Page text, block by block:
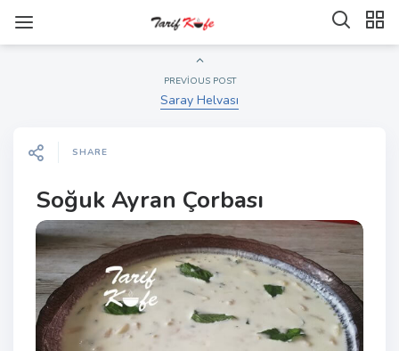
PREVIOUS POST
Saray Helvası
SHARE
Soğuk Ayran Çorbası